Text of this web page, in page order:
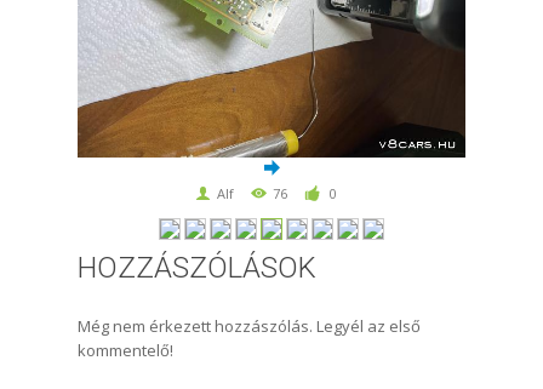
Alf 76 0
HOZZÁSZÓLÁSOK
Még nem érkezett hozzászólás. Legyél az első
kommentelő!